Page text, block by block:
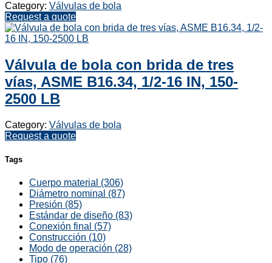
Category: Válvulas de bola
Request a quote
Válvula de bola con brida de tres
vías, ASME B16.34, 1/2-16 IN, 150-
2500 LB
Category: Válvulas de bola
Request a quote
Tags
Cuerpo material (306)
Diámetro nominal (87)
Presión (85)
Estándar de diseño (83)
Conexión final (57)
Construcción (10)
Modo de operación (28)
Tipo (76)